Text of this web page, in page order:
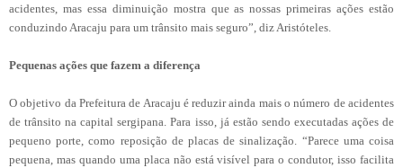
acidentes, mas essa diminuição mostra que as nossas primeiras ações estão
conduzindo Aracaju para um trânsito mais seguro”, diz Aristóteles.
Pequenas ações que fazem a diferença
O objetivo da Prefeitura de Aracaju é reduzir ainda mais o número de acidentes
de trânsito na capital sergipana. Para isso, já estão sendo executadas ações de
pequeno porte, como reposição de placas de sinalização. “Parece uma coisa
pequena, mas quando uma placa não está visível para o condutor, isso facilita